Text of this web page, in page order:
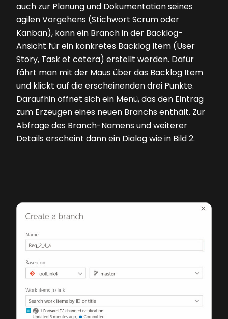
auch zur Planung und Dokumentation seines
agilen Vorgehens (Stichwort Scrum oder
Kanban), kann ein Branch in der Backlog-
Ansicht für ein konkretes Backlog Item (User
Story, Task et cetera) erstellt werden. Dafür
fährt man mit der Maus über das Backlog Item
und klickt auf die erscheinenden drei Punkte.
Daraufhin öffnet sich ein Menü, das den Eintrag
zum Erzeugen eines neuen Branchs enthält. Zur
Abfrage des Branch-Namens und weiterer
Details erscheint dann ein Dialog wie in Bild 2.